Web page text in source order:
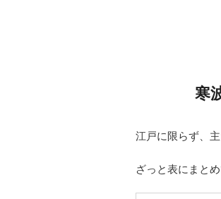
寒
江戸に限らず、
ざっと表にまと